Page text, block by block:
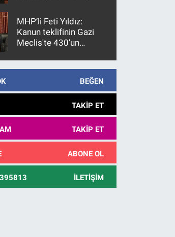
MHP’li Feti Yıldız:
Kanun teklifinin Gazi
Meclis'te 430’un
kanunlaşacağı
BEĞEN
TAKIP ET
TAKIP ET
ABONE OL
İLETIŞIM